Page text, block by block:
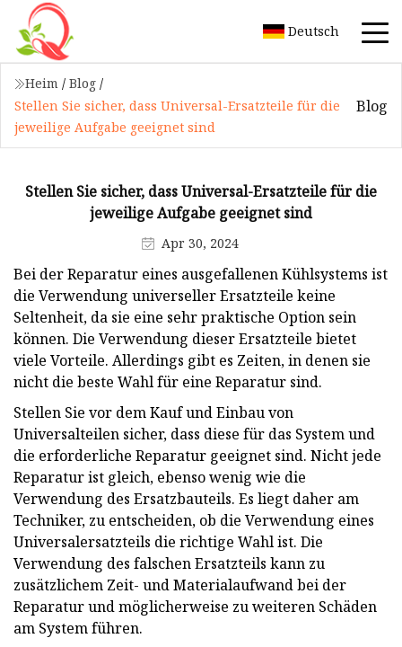
Deutsch
Heim / Blog /
Stellen Sie sicher, dass Universal-Ersatzteile für die
jeweilige Aufgabe geeignet sind
Blog
Stellen Sie sicher, dass Universal-Ersatzteile für die
jeweilige Aufgabe geeignet sind
Apr 30, 2024
Bei der Reparatur eines ausgefallenen Kühlsystems ist
die Verwendung universeller Ersatzteile keine
Seltenheit, da sie eine sehr praktische Option sein
können. Die Verwendung dieser Ersatzteile bietet
viele Vorteile. Allerdings gibt es Zeiten, in denen sie
nicht die beste Wahl für eine Reparatur sind.
Stellen Sie vor dem Kauf und Einbau von
Universalteilen sicher, dass diese für das System und
die erforderliche Reparatur geeignet sind. Nicht jede
Reparatur ist gleich, ebenso wenig wie die
Verwendung des Ersatzbauteils. Es liegt daher am
Techniker, zu entscheiden, ob die Verwendung eines
Universalersatzteils die richtige Wahl ist. Die
Verwendung des falschen Ersatzteils kann zu
zusätzlichem Zeit- und Materialaufwand bei der
Reparatur und möglicherweise zu weiteren Schäden
am System führen.